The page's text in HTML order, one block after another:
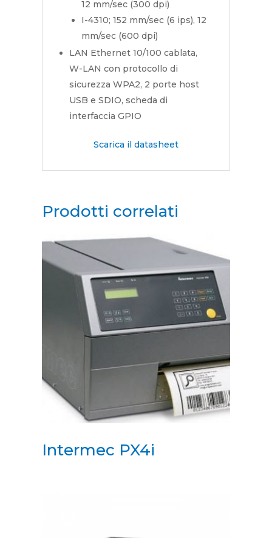
12 mm/sec (300 dpi)
I-4310; 152 mm/sec (6 ips), 12
mm/sec (600 dpi)
LAN Ethernet 10/100 cablata,
W-LAN con protocollo di
sicurezza WPA2, 2 porte host
USB e SDIO, scheda di
interfaccia GPIO
Scarica il datasheet
Prodotti correlati
Intermec PX4i